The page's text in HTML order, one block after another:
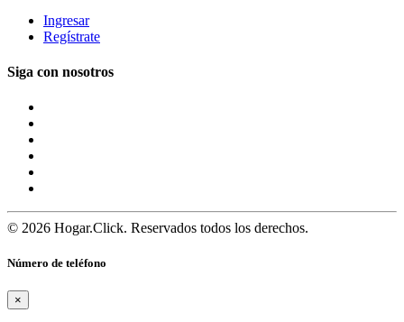
Ingresar
Regístrate
Siga con nosotros
© 2026 Hogar.Click. Reservados todos los derechos.
Número de teléfono
×